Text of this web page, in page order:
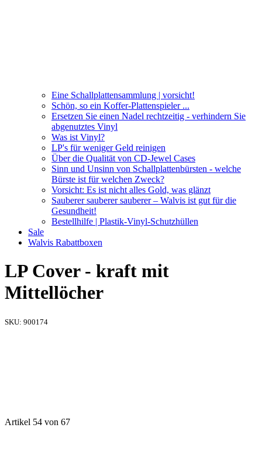
Eine Schallplattensammlung | vorsicht!
Schön, so ein Koffer-Plattenspieler ...
Ersetzen Sie einen Nadel rechtzeitig - verhindern Sie
abgenutztes Vinyl
Was ist Vinyl?
LP's für weniger Geld reinigen
Über die Qualität von CD-Jewel Cases
Sinn und Unsinn von Schallplattenbürsten - welche
Bürste ist für welchen Zweck?
Vorsicht: Es ist nicht alles Gold, was glänzt
Sauberer sauberer sauberer – Walvis ist gut für die
Gesundheit!
Bestellhilfe | Plastik-Vinyl-Schutzhüllen
Sale
Walvis Rabattboxen
LP Cover - kraft mit
Mittellöcher
SKU: 900174
Artikel 54 von 67